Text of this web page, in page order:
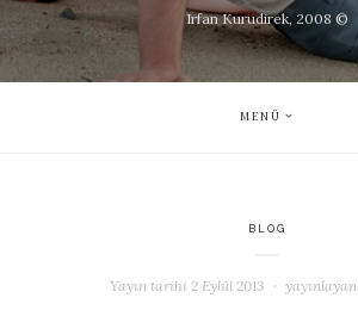
Irfan Kurudirek, 2008 ©
MENÜ
BLOG
Yayın tarihi2 Eylül 2013 yayınlayan